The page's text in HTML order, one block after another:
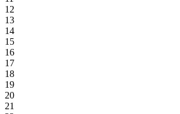
12
13
14
15
16
17
18
19
20
21